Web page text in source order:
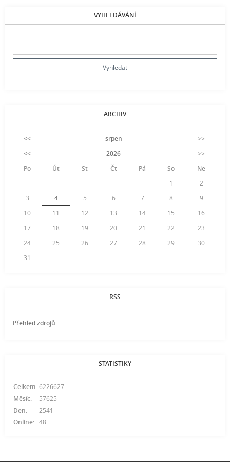
VYHLEDÁVÁNÍ
ARCHIV
<< srpen
>>
<<
2026
>>
Po
Út St Čt Pá So
Ne
1
2
3
4 5 6 7 8
9
10
11 12 13 14 15
16
17
18 19 20 21 22
23
24
25 26 27 28 29
30
31
RSS
Přehled zdrojů
STATISTIKY
Online: 48
Celkem: 6226627
Měsíc:
57625
Den:
2541